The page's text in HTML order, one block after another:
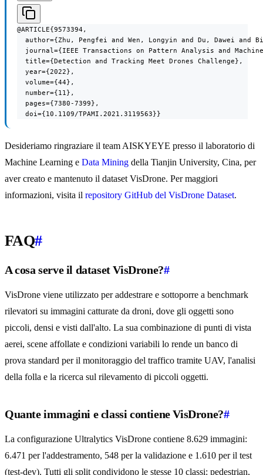
@ARTICLE{9573394,
author={Zhu, Pengfei and Wen, Longyin and Du, Dawei and
journal={IEEE Transactions on Pattern Analysis and
  title={Detection and Tracking Meet Drones Challenge},
  year={2022},
  volume={44},
  number={11},
  pages={7380-7399},
  doi={10.1109/TPAMI.2021.3119563}}
Desideriamo ringraziare il team AISKYEYE presso il laboratorio di
Machine Learning e Data Mining della Tianjin University, Cina, per
aver creato e mantenuto il dataset VisDrone. Per maggiori
informazioni, visita il repository GitHub del VisDrone Dataset.
FAQ#
A cosa serve il dataset VisDrone?#
VisDrone viene utilizzato per addestrare e sottoporre a benchmark
rilevatori su immagini catturate da droni, dove gli oggetti sono
piccoli, densi e visti dall'alto. La sua combinazione di punti di vista
aerei, scene affollate e condizioni variabili lo rende un banco di
prova standard per il monitoraggio del traffico tramite UAV, l'analisi
della folla e la ricerca sul rilevamento di piccoli oggetti.
Quante immagini e classi contiene VisDrone?#
La configurazione Ultralytics VisDrone contiene 8.629 immagini:
6.471 per l'addestramento, 548 per la validazione e 1.610 per il test
(test-dev). Tutti gli split condividono le stesse 10 classi: pedestrian,